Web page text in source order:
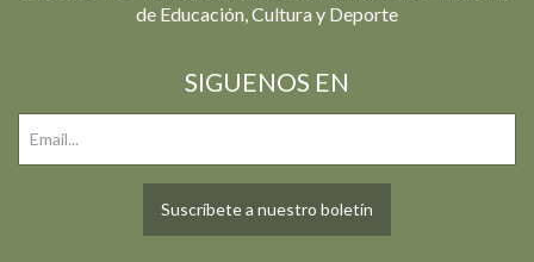
de Educación, Cultura y Deporte
SIGUENOS EN
Suscríbete a nuestro boletín